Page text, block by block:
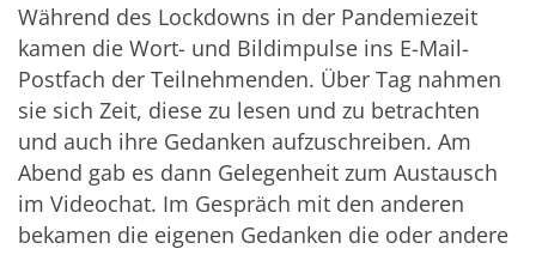
Während des Lockdowns in der Pandemiezeit
kamen die Wort- und Bildimpulse ins E-Mail-
Postfach der Teilnehmenden. Über Tag nahmen
sie sich Zeit, diese zu lesen und zu betrachten
und auch ihre Gedanken aufzuschreiben. Am
Abend gab es dann Gelegenheit zum Austausch
im Videochat. Im Gespräch mit den anderen
bekamen die eigenen Gedanken die oder andere